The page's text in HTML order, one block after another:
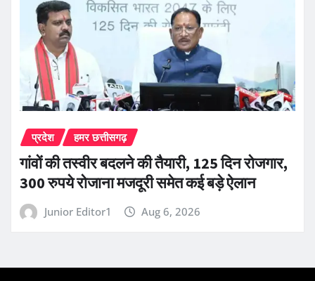
प्रदेश हमर छत्तीसगढ़
गांवों की तस्वीर बदलने की तैयारी, 125 दिन रोजगार,
300 रुपये रोजाना मजदूरी समेत कई बड़े ऐलान
Junior Editor1 Aug 6, 2026